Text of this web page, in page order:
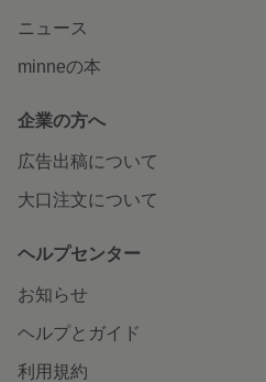
ニュース
minneの本
企業の方へ
広告出稿について
大口注文について
ヘルプセンター
お知らせ
ヘルプとガイド
利用規約